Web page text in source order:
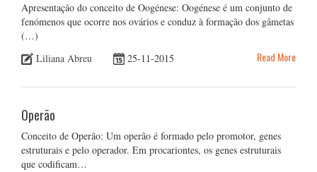
Apresentação do conceito de Oogénese: Oogénese é um conjunto de
fenómenos que ocorre nos ovários e conduz à formação dos gâmetas
(…)
Liliana Abreu
25-11-2015 Read More
Operão
Conceito de Operão: Um operão é formado pelo promotor, genes
estruturais e pelo operador. Em procariontes, os genes estruturais
que codificam…